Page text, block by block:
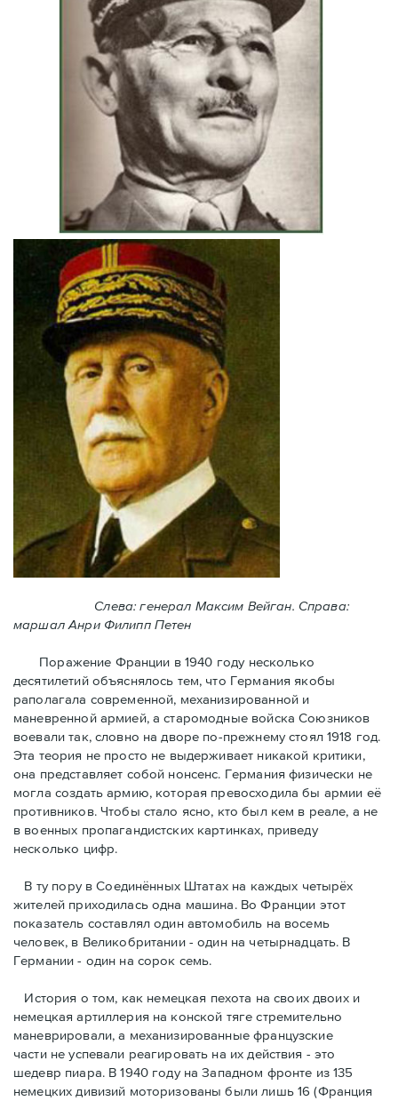
Слева: генерал Максим Вейган. Справа:
маршал Анри Филипп Петен
Поражение Франции в 1940 году несколько
десятилетий объяснялось тем, что Германия якобы
раполагала современной, механизированной и
маневренной армией, а старомодные войска Союзников
воевали так, словно на дворе по-прежнему стоял 1918 год.
Эта теория не просто не выдерживает никакой критики,
она представляет собой нонсенс. Германия физически не
могла создать армию, которая превосходила бы армии её
противников. Чтобы стало ясно, кто был кем в реале, а не
в военных пропагандистских картинках, приведу
несколько цифр.
В ту пору в Соединённых Штатах на каждых четырёх
жителей приходилась одна машина. Во Франции этот
показатель составлял один автомобиль на восемь
человек, в Великобритании - один на четырнадцать. В
Германии - один на сорок семь.
История о том, как немецкая пехота на своих двоих и
немeцкая артиллерия на конской тяге стремительно
маневрировали, а механизированные французские
части не успевали реагировать на их действия - это
шедевр пиара. В 1940 году на Западном фронте из 135
немецких дивизий моторизованы были лишь 16 (Франция